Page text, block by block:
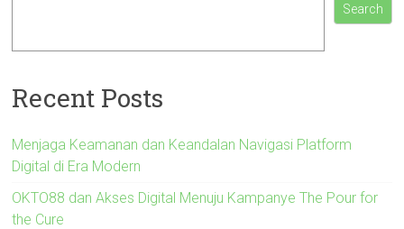
Search
Recent Posts
Menjaga Keamanan dan Keandalan Navigasi Platform
Digital di Era Modern
OKTO88 dan Akses Digital Menuju Kampanye The Pour for
the Cure